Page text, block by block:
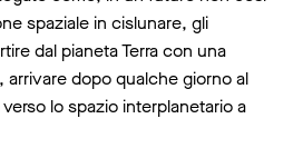
spaziale in cislunare, gli
dal pianeta Terra con una
arrivare dopo qualche giorno al
lo spazio interplanetario a